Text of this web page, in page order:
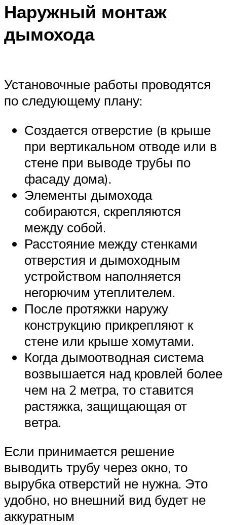
Наружный монтаж
дымохода
Установочные работы проводятся
по следующему плану:
Создается отверстие (в крыше
при вертикальном отводе или в
стене при выводе трубы по
фасаду дома).
Элементы дымохода
собираются, скрепляются
между собой.
Расстояние между стенками
отверстия и дымоходным
устройством наполняется
негорючим утеплителем.
После протяжки наружу
конструкцию прикрепляют к
стене или крыше хомутами.
Когда дымоотводная система
возвышается над кровлей более
чем на 2 метра, то ставится
растяжка, защищающая от
ветра.
Если принимается решение
выводить трубу через окно, то
вырубка отверстий не нужна. Это
удобно, но внешний вид будет не
аккуратным